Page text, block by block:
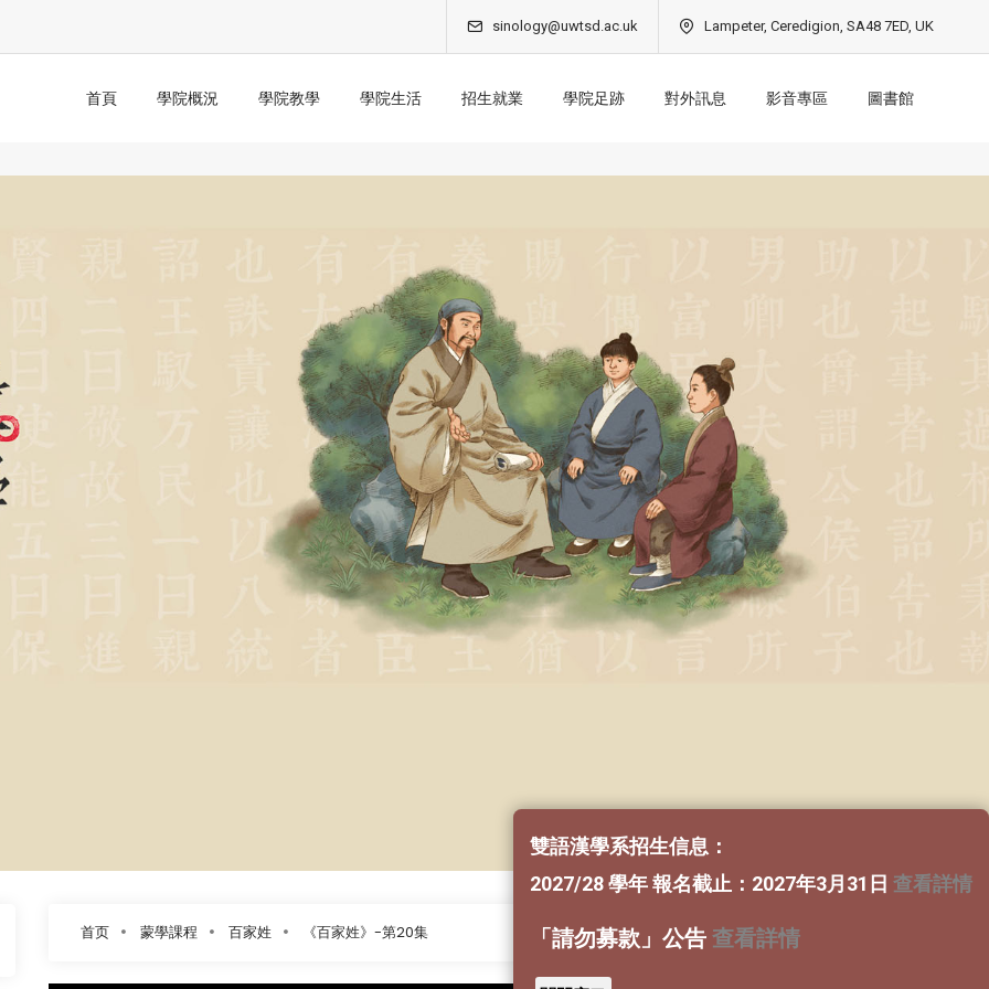
sinology@uwtsd.ac.uk Lampeter, Ceredigion, SA48 7ED, UK
首頁 學院概況 學院教學 學院生活 招生就業 學院足跡 對外訊息 影音專區 圖書館
首页 蒙學課程 百家姓 《百家姓》-第20集
雙語漢學系招生信息：
2027/28 學年 報名截止：2027年3月31日 查看詳情
「請勿募款」公告 查看詳情